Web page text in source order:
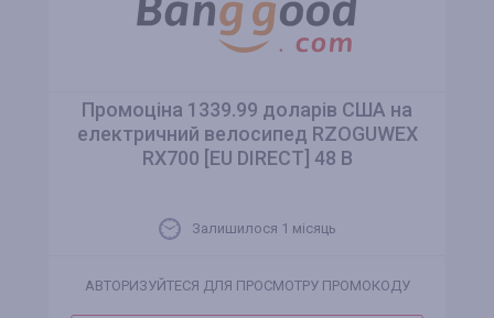
Промоціна 1339.99 доларів США на
електричний велосипед RZOGUWEX
RX700 [EU DIRECT] 48 В
Залишилося 1 місяць
АВТОРИЗУЙТЕСЯ ДЛЯ ПРОСМОТРУ ПРОМОКОДУ